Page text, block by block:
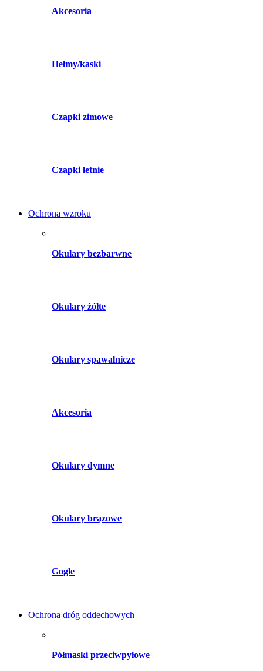
Akcesoria
Hełmy/kaski
Czapki zimowe
Czapki letnie
Ochrona wzroku
Okulary bezbarwne
Okulary żółte
Okulary spawalnicze
Akcesoria
Okulary dymne
Okulary brązowe
Gogle
Ochrona dróg oddechowych
Półmaski przeciwpyłowe